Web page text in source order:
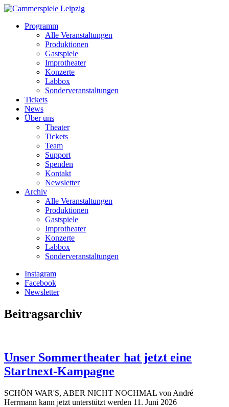
Programm
Alle Veranstaltungen
Produktionen
Gastspiele
Improtheater
Konzerte
Labbox
Sonderveranstaltungen
Tickets
News
Über uns
Theater
Tickets
Team
Support
Spenden
Kontakt
Newsletter
Archiv
Alle Veranstaltungen
Produktionen
Gastspiele
Improtheater
Konzerte
Labbox
Sonderveranstaltungen
Instagram
Facebook
Newsletter
Beitragsarchiv
Unser Sommertheater hat jetzt eine
Startnext-Kampagne
SCHÖN WAR'S, ABER NICHT NOCHMAL von André
Herrmann kann jetzt unterstützt werden 11. Juni 2026